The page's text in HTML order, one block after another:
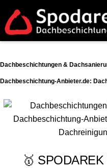
Dachbeschichtungen &
Dachbeschichtung-Anbieter.de:
🥇